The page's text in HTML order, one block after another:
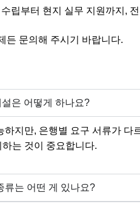
립부터 현지 실무 지원까지,
든 문의해 주시기 바랍니다.
은 어떻게 하나요?
하지만, 은행별 요구 서류가 다
하는 것이 중요합니다.
류는 어떤 게 있나요?